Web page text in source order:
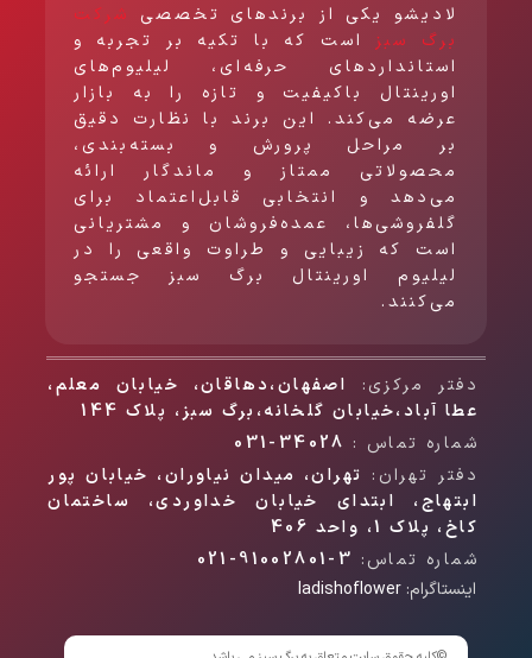
لادیشو یکی از برندهای تخصصی
شرکت
برگ سبز است که با تکیه بر تجربه و
استانداردهای حرفه‌ای، لیلیوم‌های
اورینتال باکیفیت و تازه را به بازار
عرضه می‌کند. این برند با نظارت دقیق
بر مراحل پرورش و بسته‌بندی،
محصولاتی ممتاز و ماندگار ارائه
می‌دهد و انتخابی قابل‌اعتماد برای
گلفروشی‌ها، عمده‌فروشان و مشتریانی
است که زیبایی و طراوت واقعی را در
لیلیوم اورینتال برگ سبز جستجو
می‌کنند.
دفتر مرکزی:
اصفهان،دهاقان، خیابان معلم،
عطا آباد،خیابان گلخانه،برگ سبز، پلاک 144
شماره تماس : 34028-031
دفتر تهران: تهران، میدان نیاوران، خیابان پور
ابتهاج، ابتدای خیابان خداوردی، ساختمان
کاخ، پلاک 1، واحد 406
شماره تماس: 3-91002801-021
اینستاگرام: ladishoflower